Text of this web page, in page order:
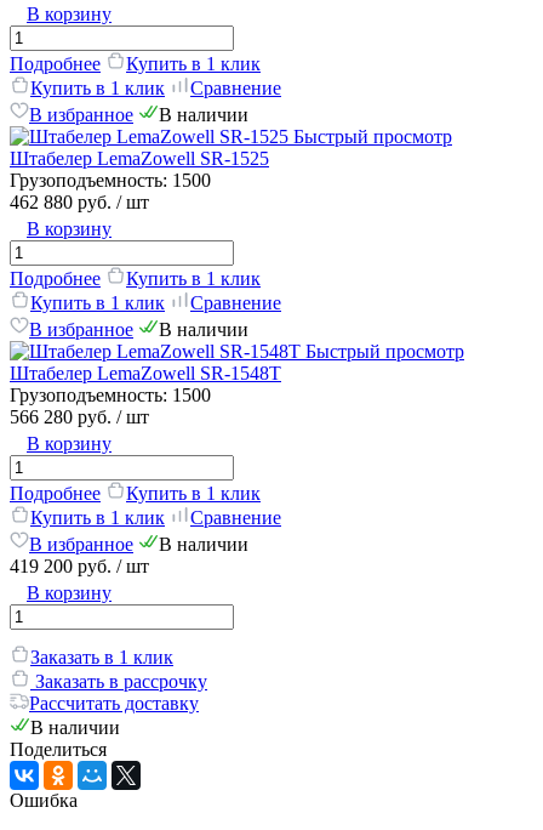
В корзину
Подробнее
Купить в 1 клик
Купить в 1 клик
Сравнение
В избранное
В наличии
Быстрый просмотр
Штабелер LemaZowell SR-1525
Грузоподъемность: 1500
462 880 руб. / шт
В корзину
Подробнее
Купить в 1 клик
Купить в 1 клик
Сравнение
В избранное
В наличии
Быстрый просмотр
Штабелер LemaZowell SR-1548T
Грузоподъемность: 1500
566 280 руб. / шт
В корзину
Подробнее
Купить в 1 клик
Купить в 1 клик
Сравнение
В избранное
В наличии
419 200 руб. / шт
В корзину
Заказать в 1 клик
Заказать в рассрочку
Рассчитать доставку
В наличии
Поделиться
Ошибка